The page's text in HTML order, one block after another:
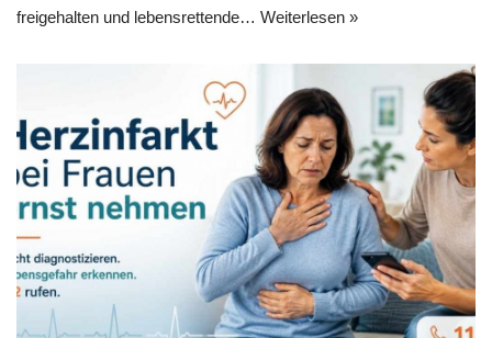
freigehalten und lebensrettende… Weiterlesen »